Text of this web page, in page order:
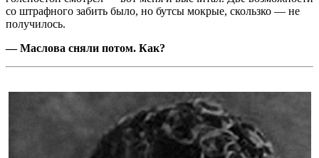
со штрафного забить было, но бутсы мокрые, скользко — не
получилось.
— Маслова сняли потом. Как?